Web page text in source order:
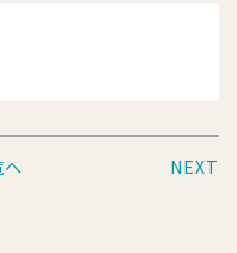
へ NEXT